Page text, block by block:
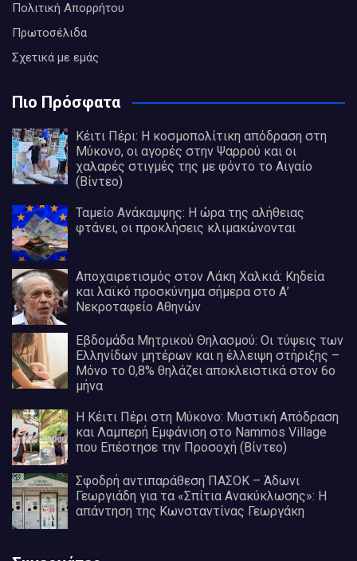
Πολιτική Απορρήτου
Πρωτοσέλιδα
Σχετικά με εμάς
Πιο Πρόσφατα
Κέιτι Πέρι: Η κοσμοπολίτικη απόδραση στη
Μύκονο, οι αγορές στην Ψαρρού και οι
χαλαρές στιγμές της με φόντο το Αιγαίο
(Βίντεο)
Ταμείο Ανάκαμψης: Η ώρα της αλήθειας
φτάνει, οι προκλήσεις κλιμακώνονται
Αποχαιρετισμός στον Λάκη Χαλκιά: Κηδεία
και λαϊκό προσκύνημα σήμερα στο Α’
Νεκροταφείο Αθηνών
Εβδομάδα Μητρικού Θηλασμού: Οι τύψεις των
Ελληνίδων μητέρων και η έλλειψη στήριξης –
Μόνο το 0,8% θηλάζει αποκλειστικά στον 6ο
μήνα
Η Κέιτι Πέρι στη Μύκονο: Μυστική Απόδραση
και Λαμπερή Εμφάνιση στο Nammos Village
που Επέστησε την Προσοχή (Βίντεο)
Σφοδρή αντιπαράθεση ΠΑΣΟΚ – Άδωνι
Γεωργιάδη για τα «Σπίτια Ανακύκλωσης»: Η
απάντηση της Κωνσταντίνας Γεωργάκη